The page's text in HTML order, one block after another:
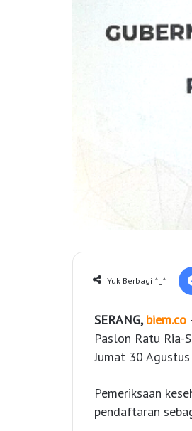
Yuk Berbagi ^_^
SERANG,biem.co
Paslon Ratu Ria-
Jumat 30
Pemeriksaan
pendaftaran